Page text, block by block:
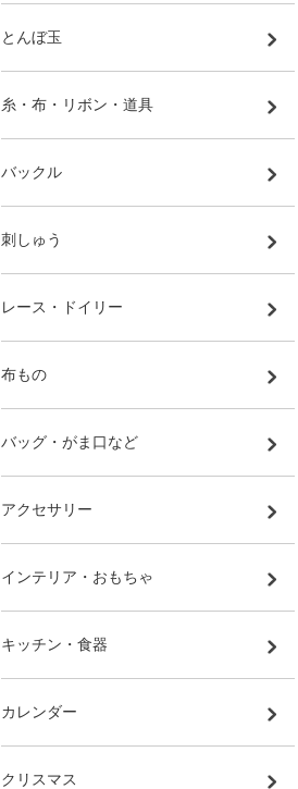
とんぼ玉
糸・布・リボン・道具
バックル
刺しゅう
レース・ドイリー
布もの
バッグ・がま口など
アクセサリー
インテリア・おもちゃ
キッチン・食器
カレンダー
クリスマス